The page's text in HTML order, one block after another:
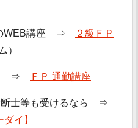
のWEB講座 ⇒
２級ＦＰ
）
ら ⇒ ＦＰ 通勤講座
断士等も受けるなら ⇒
イ】